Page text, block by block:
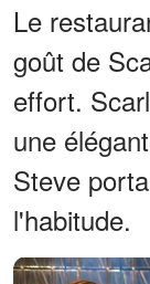
Le
goût de
effort.
une
Steve
l'habitude.